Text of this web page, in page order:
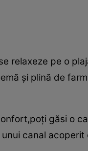
relaxeze pe o
şi plină de
găsi o
canal acoperit